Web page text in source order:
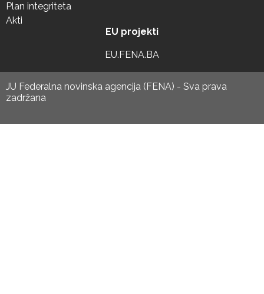
Plan integriteta
Akti
EU projekti
EU.FENA.BA
JU Federalna novinska agencija (FENA) - Sva prava
zadržana